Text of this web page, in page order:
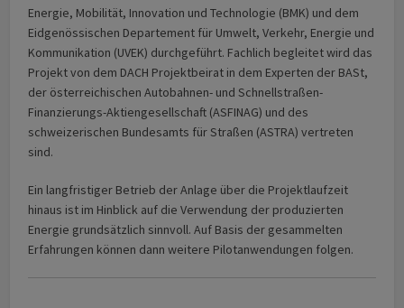
Energie, Mobilität, Innovation und Technologie (BMK) und dem
Eidgenössischen Departement für Umwelt, Verkehr, Energie und
Kommunikation (UVEK) durchgeführt. Fachlich begleitet wird das
Projekt von dem DACH Projektbeirat in dem Experten der BASt,
der österreichischen Autobahnen- und Schnellstraßen-
Finanzierungs-Aktiengesellschaft (ASFINAG) und des
schweizerischen Bundesamts für Straßen (ASTRA) vertreten
sind.
Ein langfristiger Betrieb der Anlage über die Projektlaufzeit
hinaus ist im Hinblick auf die Verwendung der produzierten
Energie grundsätzlich sinnvoll. Auf Basis der gesammelten
Erfahrungen können dann weitere Pilotanwendungen folgen.